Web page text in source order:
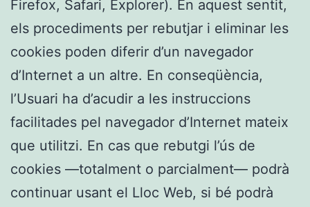
Firefox, Safari, Explorer). En aquest sentit,
els procediments per rebutjar i eliminar les
cookies poden diferir d’un navegador
d’Internet a un altre. En conseqüència,
l’Usuari ha d’acudir a les instruccions
facilitades pel navegador d’Internet mateix
que utilitzi. En cas que rebutgi l’ús de
cookies —totalment o parcialment— podrà
continuar usant el Lloc Web, si bé podrà